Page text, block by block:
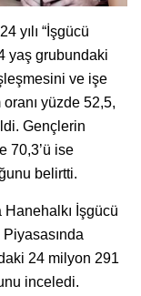
yılı “İşgücü
yaş grubundaki
ve işe
yüzde 52,5,
Gençlerin
70,3’ü ise
belirtti.
Hanehalkı İşgücü
24 milyon 291
inceledi.